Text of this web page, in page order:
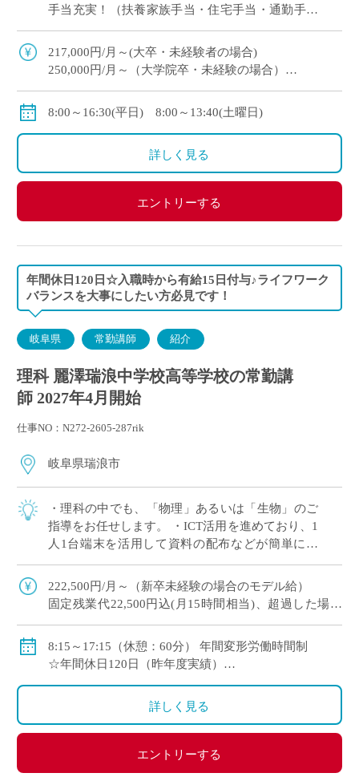
手当充実！（扶養家族手当・住宅手当・通勤手当
等） ・2年目以降専任採用の可能性あり！
217,000円/月～(大卒・未経験者の場合)
250,000円/月～（大学院卒・未経験の場合）
昇給年1回10000円程度
※諸手当
住宅手当：15,000円（借家）
8:00～16:30(平日) 8:00～13:40(土曜日)
詳しく見る
エントリーする
年間休日120日☆入職時から有給15日付与♪ライフワーク
バランスを大事にしたい方必見です！
岐阜県 常勤講師 紹介
理科 麗澤瑞浪中学校高等学校の常勤講
師 2027年4月開始
仕事NO：N272-2605-287rik
岐阜県瑞浪市
・理科の中でも、「物理」あるいは「生物」のご
指導をお任せします。 ・ICT活用を進めており、1
人1台端末を活用して資料の配布などが簡単に行
えます♪ ・年間休日120日！（昨年度実績）年次有
給休暇は入職時に15日付与。 […]
222,500円/月～（新卒未経験の場合のモデル給）
固定残業代22,500円込(月15時間相当)、超過した場合
は超過勤務手当を別途支給
各種手当（部活動手当・入試手当等）あり
賞与年2回(昨年度実績4.0ヶ月)
交通費支給（月6万円まで）
総合型福利厚生サービス など
8:15～17:15（休憩：60分） 年間変形労働時間制
☆年間休日120日（昨年度実績）
☆入職時に年次有給休暇15日付与
詳しく見る
エントリーする